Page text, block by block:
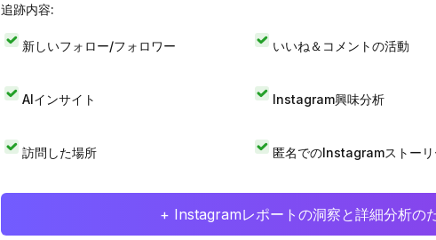
追跡内容:
新しいフォロー/フォロワー いいね＆コメントの活動
AIインサイト Instagram興味分析
訪問した場所 匿名でのInstagramストーリ
+ Instagramレポートの洞察と詳細分析の